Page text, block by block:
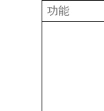
功能